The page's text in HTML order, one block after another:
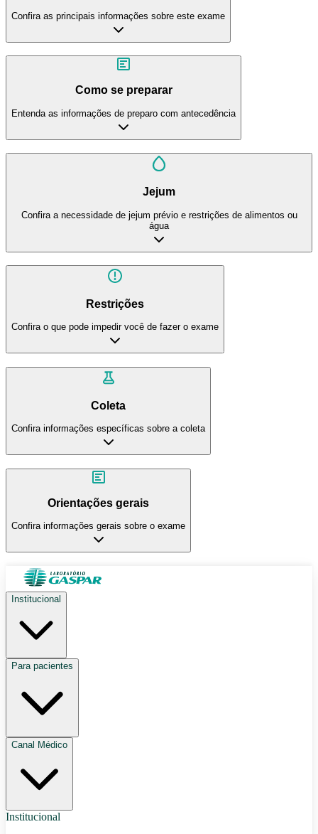
Confira as principais informações sobre este exame
Como se preparar
Entenda as informações de preparo com antecedência
Jejum
Confira a necessidade de jejum prévio e restrições de alimentos ou
água
Restrições
Confira o que pode impedir você de fazer o exame
Coleta
Confira informações específicas sobre a coleta
Orientações gerais
Confira informações gerais sobre o exame
Institucional
Para pacientes
Canal Médico
Institucional